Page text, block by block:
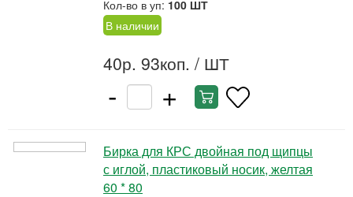
Кол-во в уп: 100 ШТ
В наличии
40р. 93коп. / ШТ
- +
Бирка для КРС двойная под щипцы
с иглой, пластиковый носик, желтая
60 * 80